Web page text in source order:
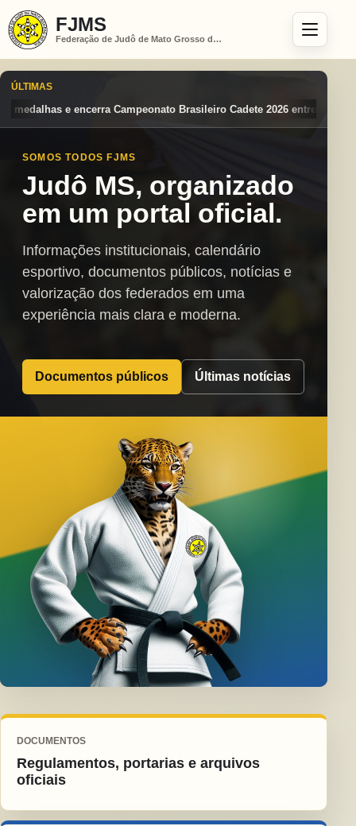
FJMS
Federação de Judô de Mato Grosso do Sul
ÚLTIMAS
Cadete 2026 entre os destaques nacionais Mato Grosso do
SOMOS TODOS FJMS
Judô MS, organizado
em um portal oficial.
Informações institucionais, calendário
esportivo, documentos públicos, notícias e
valorização dos federados em uma
experiência mais clara e moderna.
Documentos públicos Últimas notícias
DOCUMENTOS
Regulamentos, portarias e arquivos
oficiais